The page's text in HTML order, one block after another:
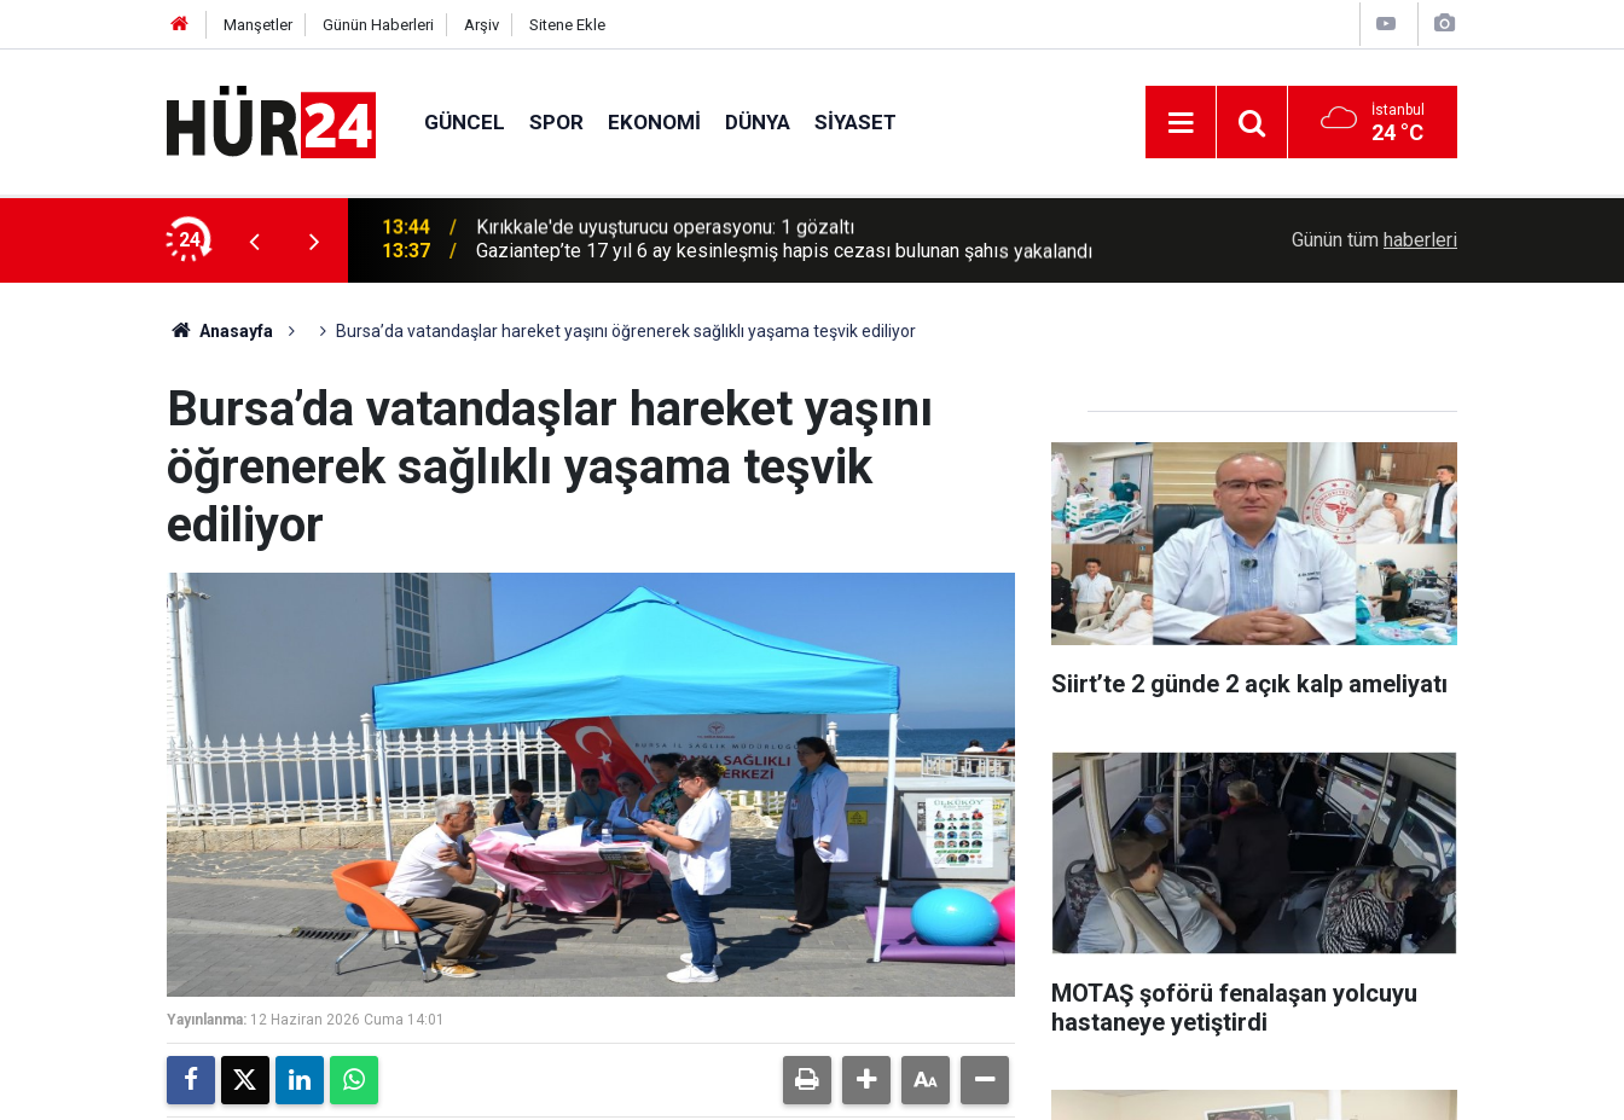
Manşetler Günün Haberleri Arşiv Sitene Ekle
GÜNCEL SPOR EKONOMI DÜNYA SIYASET İstanbul
24 °C
24 13:37 Gaziantep’te 17 yıl 6 ay kesinleşmiş hapis cezası bulunan şahıs yakalandı TBMM Genel Kurulunda şehit aileleri ve
Günün tüm haberleri
Anasayfa Bursa’da vatandaşlar hareket yaşını öğrenerek sağlıklı yaşama teşvik ediliyor
Bursa’da vatandaşlar hareket yaşını
öğrenerek sağlıklı yaşama teşvik
ediliyor
Yayınlanma: 12 Haziran 2026 Cuma 14:01
Siirt’te 2 günde 2 açık kalp ameliyatı
MOTAŞ şoförü fenalaşan yolcuyu
hastaneye yetiştirdi